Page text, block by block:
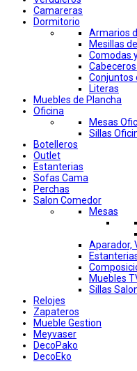
Camareras
Dormitorio
Armarios
Mesillas
Comodas
Conjuntos
Literas
Muebles de Plancha
Oficina
Mesas
Sillas
Botelleros
Outlet
Estanterias
Sofas Cama
Perchas
Salon Comedor
Mesas
Aparador,
Muebles
Sillas
Relojes
Zapateros
Mueble Gestion
Meyvaser
DecoPako
DecoEko